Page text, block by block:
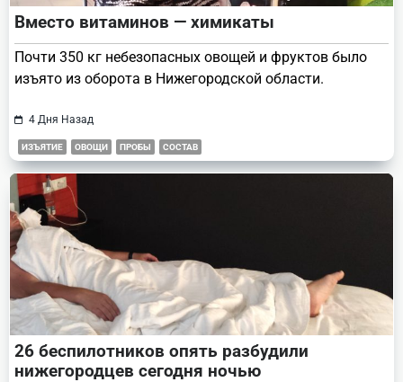
Вместо витаминов — химикаты
Почти 350 кг небезопасных овощей и фруктов было
изъято из оборота в Нижегородской области.
4 Дня Назад
ИЗЪЯТИЕ ОВОЩИ ПРОБЫ СОСТАВ
26 беспилотников опять разбудили
нижегородцев сегодня ночью